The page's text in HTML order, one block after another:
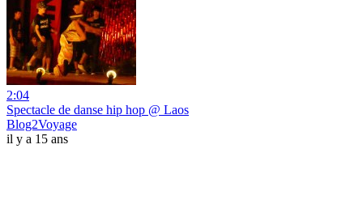
2:04
Spectacle de danse hip hop @ Laos
Blog2Voyage
il y a 15 ans